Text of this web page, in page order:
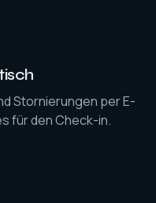
Stornierungen per E-
für den Check-in.